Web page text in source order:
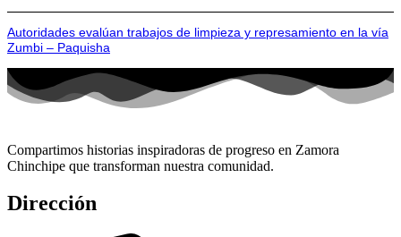
Autoridades evalúan trabajos de limpieza y represamiento en la vía
Zumbi – Paquisha
Compartimos historias inspiradoras de progreso en Zamora
Chinchipe que transforman nuestra comunidad.
Dirección